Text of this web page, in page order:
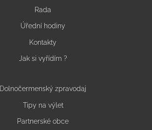
Rada
Úřední hodiny
Kontakty
Jak si vyřídím ?
Dolnočermenský zpravodaj
Tipy na výlet
Partnerské obce